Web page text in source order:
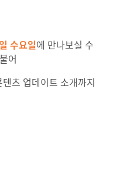
수요일에 만나보실 수
어
츠 업데이트 소개까지